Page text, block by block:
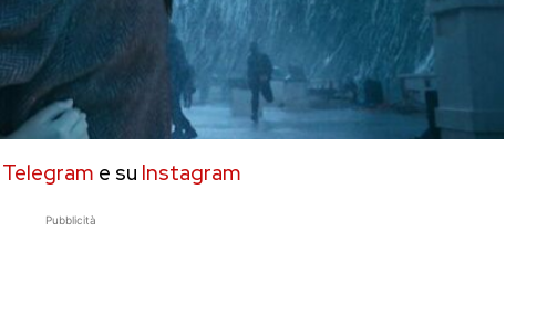
Telegram e su Instagram
Pubblicità